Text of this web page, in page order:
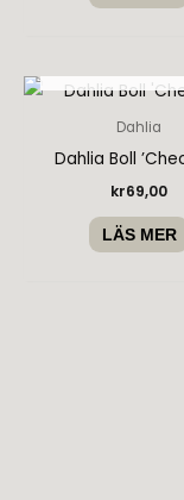
Dahlia
Dahlia Boll
kr69,00
LÄS MER